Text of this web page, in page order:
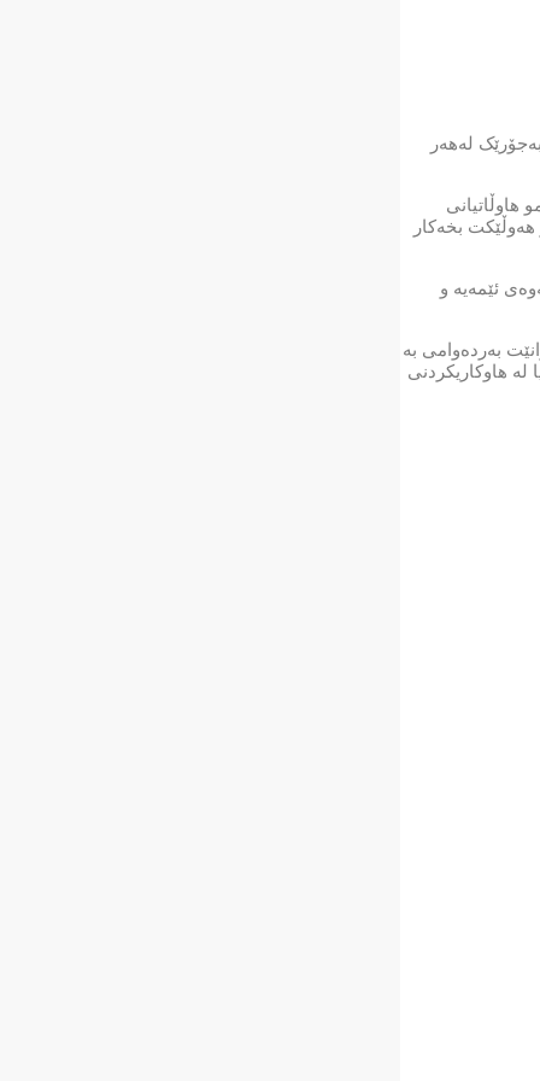
لەهەر
سەرکەوتن، داوا لەهەمو هاوڵاتیانی
هەوڵێکت بخەکار
ئێمەیە و
بەردەوامی بە
لە هاوکاریکردنی